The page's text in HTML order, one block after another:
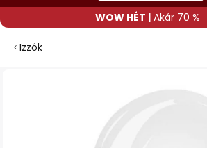
WOW HÉT | Akár 70 %
Izzók